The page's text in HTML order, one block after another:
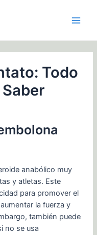
Todo
anabólico muy
y atletas. Este
para promover el
la fuerza y
también puede
no se usa